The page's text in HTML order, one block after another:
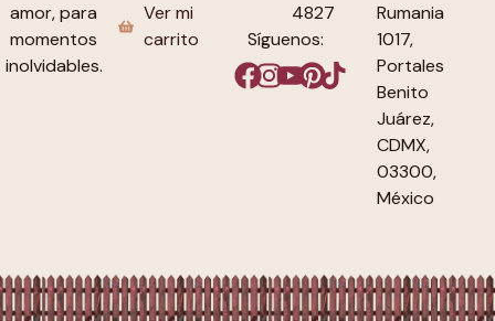
amor, para
momentos
inolvidables.
Ver mi
carrito
4827
Síguenos:
Rumania
1017,
Portales
Benito
Juárez,
CDMX,
03300,
México